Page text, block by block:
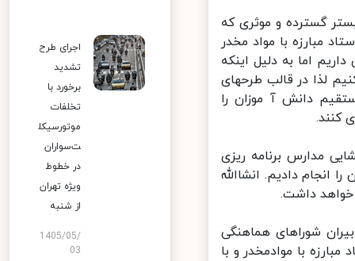
گسترده و موثری که
مبارزه با مواد مخدر
اما به دلیل اینکه
لذا در قالب طرحهای
دانش آ موزان را
مدارس برنامه ریزی
انجام دادیم. انشاالله
داشت.
شوراهای هماهنگی
با موادمخدر و با
اجرای طرح
تشدید
برخورد با
تخلفات
موتورسیکل
ت‌سواران
در خطوط
ویژه تهران
از شنبه
1405/05/
03